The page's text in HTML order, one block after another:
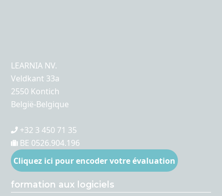
LEARNIA NV.
Veldkant 33a
2550 Kontich
België-Belgique
+32 3 450 71 35
BE 0526.904.196
Cliquez ici pour encoder votre évaluation
formation aux logiciels